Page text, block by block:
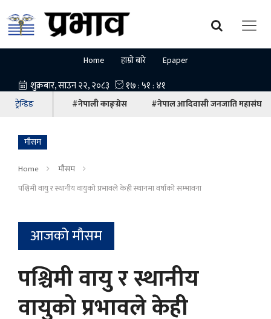
Home हाम्रो बारे Epaper
ट्रेन्डिङ #नेपाली काङ्ग्रेस #नेपाल आदिवासी जनजाति महासंघ
माैसम
Home
माैसम
पश्चिमी वायु र स्थानीय वायुको प्रभावले केही स्थानमा वर्षाको सम्भावना
आजको मौसम
पश्चिमी वायु र स्थानीय
वायुको प्रभावले केही